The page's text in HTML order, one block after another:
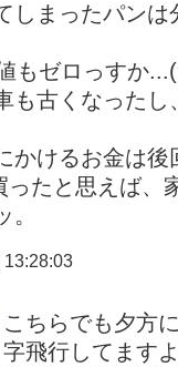
しまったパンは
もゼロっすか
も古くなった
かけるお金は
ったと思えば、
13:28:03
こちらでも夕方
字飛行してます